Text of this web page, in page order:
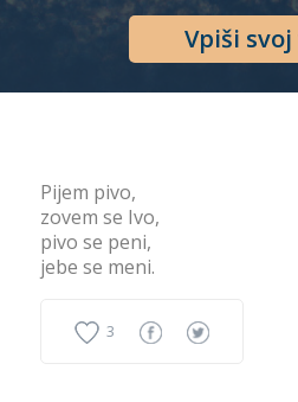
Vpiši svoj
Pijem pivo,
zovem se Ivo,
pivo se peni,
jebe se meni.
3